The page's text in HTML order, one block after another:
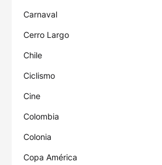
Carnaval
Cerro Largo
Chile
Ciclismo
Cine
Colombia
Colonia
Copa América